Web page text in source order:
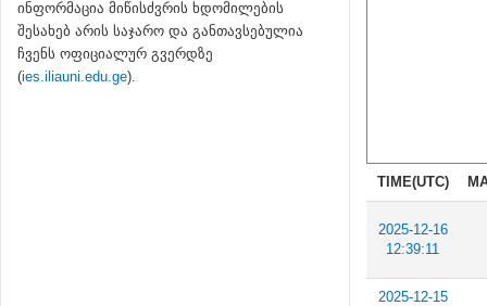
ინფორმაცია მიწისძვრის ხდომილების
შესახებ არის საჯარო და განთავსებულია
ჩვენს ოფიციალურ გვერდზე
(ies.iliauni.edu.ge).
TIME(UTC)
2025-12-16
12:39:11
2025-12-15